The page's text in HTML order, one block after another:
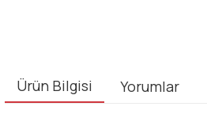
Ürün Bilgisi Yorumlar